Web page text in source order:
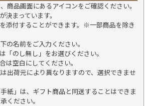
商品画面にあるアイコンをご確認ください。
決まっています。
添付することができます。※一部商品を除き
の名前をご入力ください。
「のし無し」をお選びください。
空白にしてください。
出荷元により異なりますので、選択できませ
手紙」は、ギフト商品と同送することはできま
ください。